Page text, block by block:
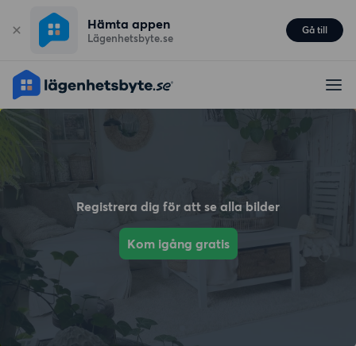
Hämta appen
Lägenhetsbyte.se
Gå till
Registrera dig för att se alla bilder
Kom igång gratis